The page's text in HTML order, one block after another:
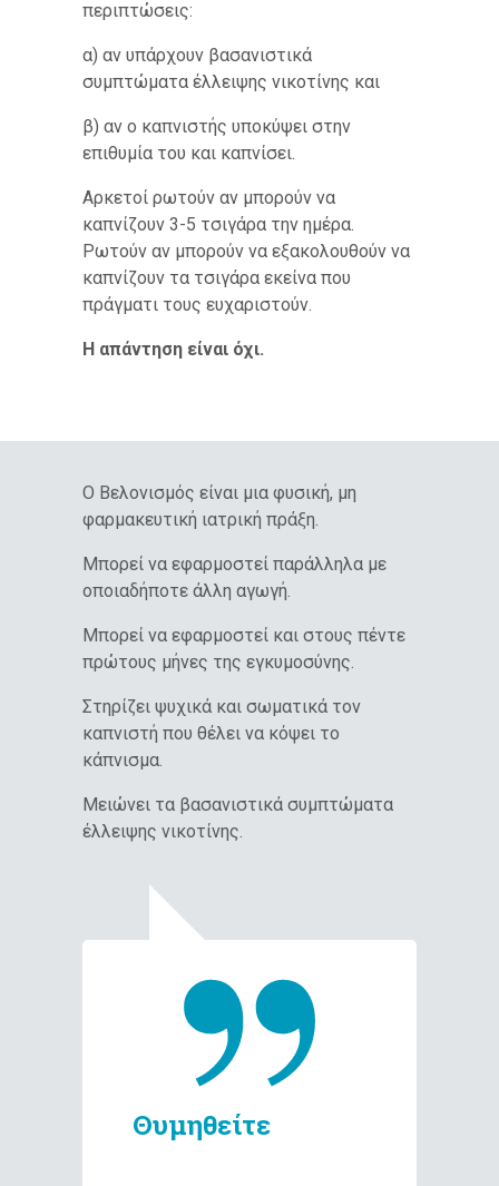
περιπτώσεις:
α) αν υπάρχουν βασανιστικά
συμπτώματα έλλειψης νικοτίνης και
β) αν ο καπνιστής υποκύψει στην
επιθυμία του και καπνίσει.
Αρκετοί ρωτούν αν μπορούν να
καπνίζουν 3-5 τσιγάρα την ημέρα.
Ρωτούν αν μπορούν να εξακολουθούν να
καπνίζουν τα τσιγάρα εκείνα που
πράγματι τους ευχαριστούν.
Η απάντηση είναι όχι.
Ο Βελονισμός είναι μια φυσική, μη
φαρμακευτική ιατρική πράξη.
Μπορεί να εφαρμοστεί παράλληλα με
οποιαδήποτε άλλη αγωγή.
Μπορεί να εφαρμοστεί και στους πέντε
πρώτους μήνες της εγκυμοσύνης.
Στηρίζει ψυχικά και σωματικά τον
καπνιστή που θέλει να κόψει το
κάπνισμα.
Μειώνει τα βασανιστικά συμπτώματα
έλλειψης νικοτίνης.
Θυμηθείτε